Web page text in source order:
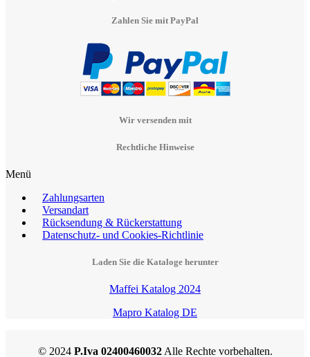
Zahlen Sie mit PayPal
Wir versenden mit
Rechtliche Hinweise
Menü
Zahlungsarten
Versandart
Rücksendung & Rückerstattung
Datenschutz- und Cookies-Richtlinie
Laden Sie die Kataloge herunter
Maffei Katalog 2024
Mapro Katalog DE
© 2024 P.Iva 02400460032Alle Rechte vorbehalten.